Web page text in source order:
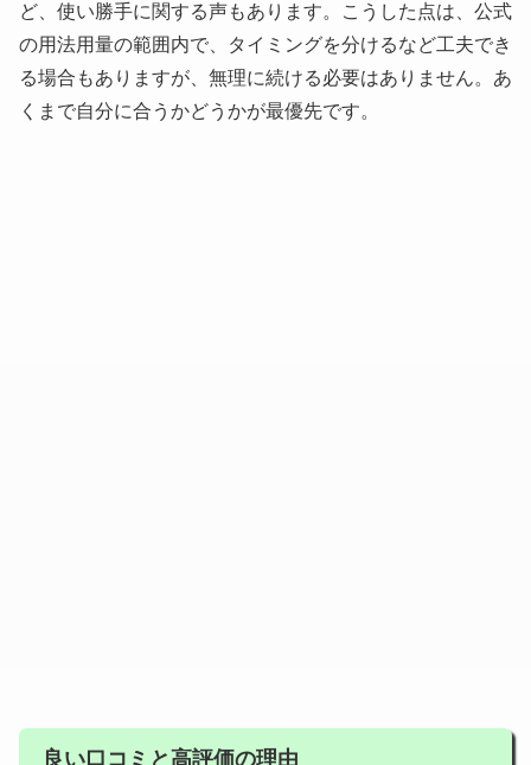
ど、使い勝手に関する声もあります。こうした点は、公式
の用法用量の範囲内で、タイミングを分けるなど工夫でき
る場合もありますが、無理に続ける必要はありません。あ
くまで自分に合うかどうかが最優先です。
良い口コミと高評価の理由